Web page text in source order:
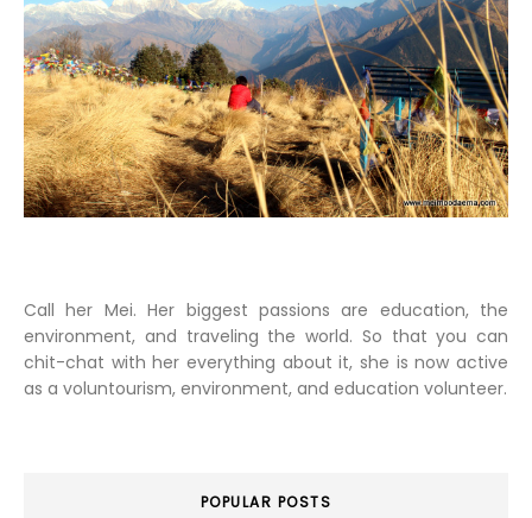
Call her Mei. Her biggest passions are education, the
environment, and traveling the world. So that you can
chit-chat with her everything about it, she is now active
as a voluntourism, environment, and education volunteer.
POPULAR POSTS